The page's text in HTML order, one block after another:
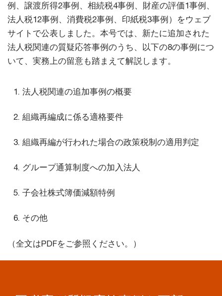
例、譲渡所得2事例、相続税4事例、財産の評価1事例、
法人税12事例、消費税2事例、印紙税3事例）をウェブ
サイトで公表しました。本号では、新たに追加された
法人税関連の質疑応答事例のうち、以下の8の事例につ
いて、実務上の留意も踏まえて解説します。
法人税関連の追加事例の概要
組織再編成に係る適格要件
組織再編が行われた場合の政策税制の適用判定
グループ通算制度への加入法人
子会社株式簿価減額特例
その他
（全文はPDFをご参照ください。）